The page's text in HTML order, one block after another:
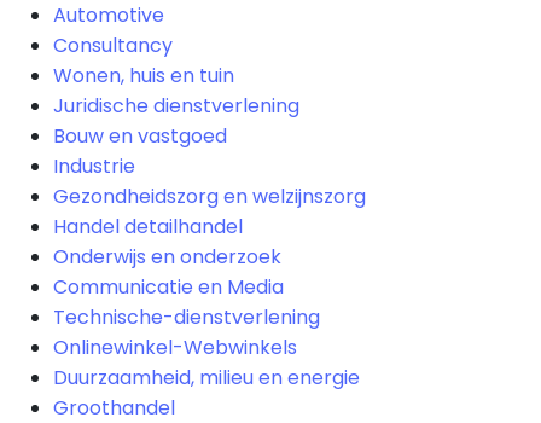
Automotive
Consultancy
Wonen, huis en tuin
Juridische dienstverlening
Bouw en vastgoed
Industrie
Gezondheidszorg en welzijnszorg
Handel detailhandel
Onderwijs en onderzoek
Communicatie en Media
Technische-dienstverlening
Onlinewinkel-Webwinkels
Duurzaamheid, milieu en energie
Groothandel